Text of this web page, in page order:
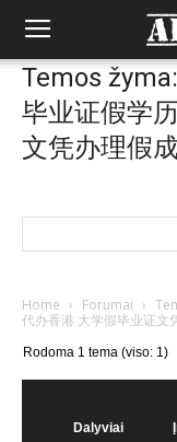
Temos
毕业证假学
文凭办理假
Home › Forumai ›
代办香港 大学假毕业证文
Rodoma 1 tema (viso: 1)
Dalyviai